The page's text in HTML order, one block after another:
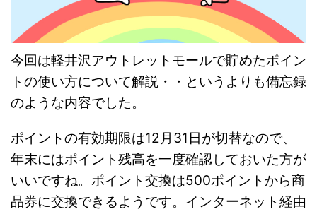
今回は軽井沢アウトレットモールで貯めたポイン
トの使い方について解説・・というよりも備忘録
のような内容でした。
ポイントの有効期限は12月31日が切替なので、
年末にはポイント残高を一度確認しておいた方が
いいですね。ポイント交換は500ポイントから商
品券に交換できるようです。インターネット経由